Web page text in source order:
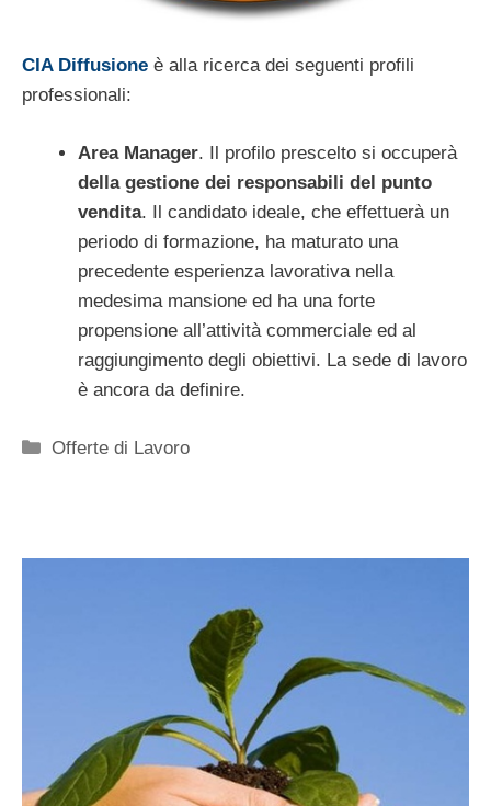
CIA Diffusione è alla ricerca dei seguenti profili
professionali:
Area Manager. Il profilo prescelto si occuperà
della gestione dei responsabili del punto
vendita. Il candidato ideale, che effettuerà un
periodo di formazione, ha maturato una
precedente esperienza lavorativa nella
medesima mansione ed ha una forte
propensione all’attività commerciale ed al
raggiungimento degli obiettivi. La sede di lavoro
è ancora da definire.
Categorie
Offerte di Lavoro